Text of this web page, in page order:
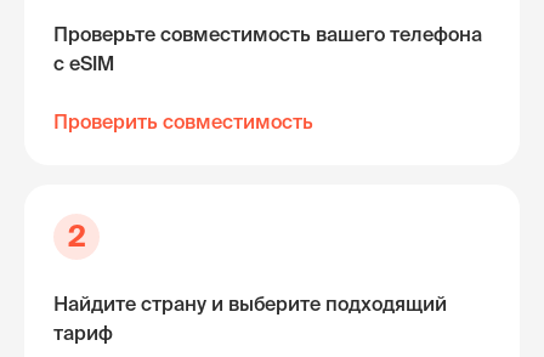
Проверьте совместимость вашего телефона
с eSIM
Проверить совместимость
2
Найдите страну и выберите подходящий
тариф